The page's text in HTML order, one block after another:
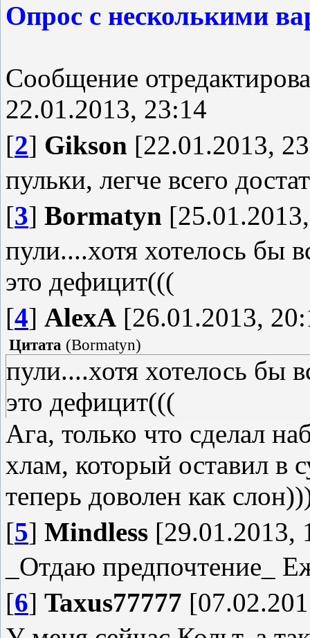
Опрос с несколькими
Сообщение
22.01.2013, 23:14
[2] Gikson [22.01.2013,
пульки, легче всего
[3] Bormatyn
пули....хотя хотелось бы
это дефицит(((
[4] AlexA [26.01.2013,
Цитата (Bormatyn)
пули....хотя хотелось бы
это дефицит(((
Ага, только что сделал
хлам, который оставил в
теперь доволен как
[5] Mindless [29.01.2013,
_Отдаю предпочтение_
[6] Taxus77777